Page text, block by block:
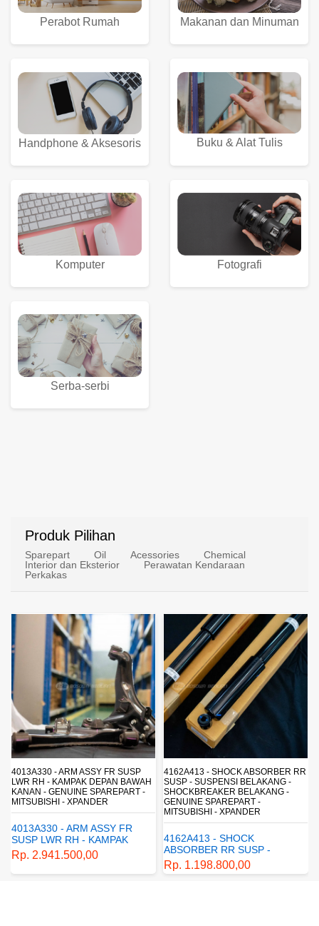
Perabot Rumah Makanan dan Minuman
Handphone & Aksesoris Buku & Alat Tulis
Komputer Fotografi
Serba-serbi
Produk Pilihan
Sparepart Oil Acessories
Chemical
Interior dan Eksterior
Perawatan Kendaraan
Perkakas
4013A330 - ARM ASSY FR SUSP
LWR RH - KAMPAK DEPAN BAWAH
KANAN - GENUINE SPAREPART -
MITSUBISHI - XPANDER
4013A330 - ARM ASSY FR
SUSP LWR RH - KAMPAK
DEPAN BAWAH KANAN -
GENUINE SPAREPART -
MITSUBISHI - XPANDER
Rp. 2.941.500,00
4162A413 - SHOCK ABSORBER RR
SUSP - SUSPENSI BELAKANG -
SHOCKBREAKER BELAKANG -
GENUINE SPAREPART -
MITSUBISHI - XPANDER
4162A413 - SHOCK
ABSORBER RR SUSP -
SUSPENSI BELAKANG -
SHOCKBREAKER BELAKANG
Rp. 1.198.800,00